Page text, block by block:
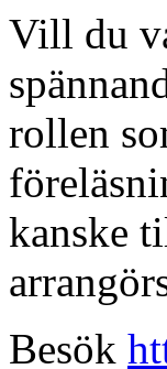
Vill du
rollen
kanske
Besök